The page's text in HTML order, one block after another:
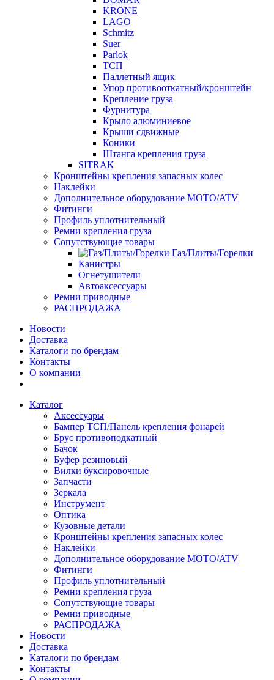
KRONE
LAGO
Schmitz
Suer
Parlok
ТСП
Паллетный ящик
Упор противооткатный/кронштейн
Крепление груза
Фурнитура
Крыло алюминиевое
Крыши сдвижные
Коники
Штанга крепления груза
SITRAK
Кронштейны крепления запасных колес
Наклейки
Дополнительное оборудование MOTO/ATV
Фитинги
Профиль уплотнительный
Ремни крепления груза
Сопутствующие товары
Газ/Плиты/Горелки
Канистры
Огнетушители
Автоаксессуары
Ремни приводные
РАСПРОДАЖА
Новости
Доставка
Каталоги по брендам
Контакты
О компании
Каталог
Аксессуары
Бампер ТСП/Панель крепления фонарей
Брус противоподкатный
Бачок
Буфер резиновый
Вилки буксировочные
Запчасти
Зеркала
Инструмент
Оптика
Кузовные детали
Кронштейны крепления запасных колес
Наклейки
Дополнительное оборудование MOTO/ATV
Фитинги
Профиль уплотнительный
Ремни крепления груза
Сопутствующие товары
Ремни приводные
РАСПРОДАЖА
Новости
Доставка
Каталоги по брендам
Контакты